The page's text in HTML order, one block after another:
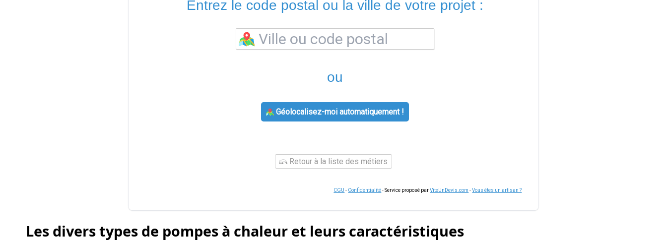
Entrez le code postal ou la ville de votre projet :
ou
Géolocalisez-moi automatiquement !
Retour à la liste des métiers
CGU - Confidentialité- Service proposé parViteUnDevis.com -Vous êtes un artisan ?
Les divers types de pompes à chaleur et leurs caractéristiques